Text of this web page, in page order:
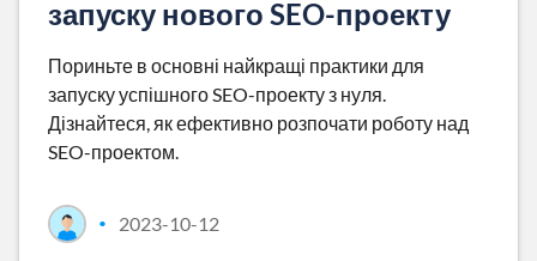
запуску нового SEO-проекту
Пориньте в основні найкращі практики для
запуску успішного SEO-проекту з нуля.
Дізнайтеся, як ефективно розпочати роботу над
SEO-проектом.
• 2023-10-12